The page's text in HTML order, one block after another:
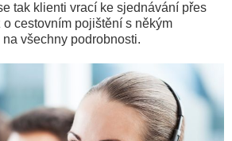
tak klienti vrací ke sjednávání přes
cestovním pojištění s někým
všechny podrobnosti.